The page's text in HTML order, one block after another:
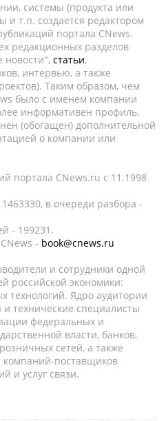
системы (продукта или
и т.п. создается редактором
портала CNews.
редакционных разделов
новости", статьи,
интервью, а также
Таким образом, чем
было с именем компании
информативен профиль.
(обогащен) дополнительной
о компании или
портала CNews.ru c 11.1998
в очереди разбора -
- 199231.
- book@cnews.ru
и сотрудники одной
российской экономики:
технологий. Ядро аудитории
технические специалисты
федеральных и
власти, банков,
сетей, а также
компаний-поставщиков
и услуг связи.